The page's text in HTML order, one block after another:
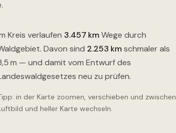
Kreis verlaufen 3.457 kmWege durch
Davon sind 2.253 kmschmaler als
m — und damit vom Entwurf des
neu zu prüfen.
in der Karte zoomen, verschieben und zwischen
und heller Karte wechseln.